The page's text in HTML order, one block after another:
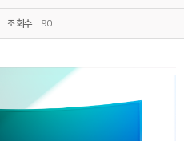
조회수 90